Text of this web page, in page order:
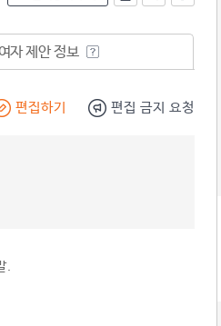
자 제안 정보
편집하기 편집 금지 요청
.